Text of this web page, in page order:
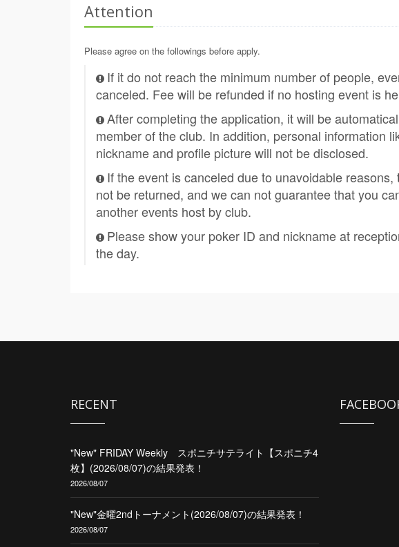
Attention
Please agree on the followings before apply.
If it do not reach the minimum number of people,
canceled. Fee will be refunded if no hosting event is
After completing the application, it will be
member of the club. In addition, personal information
nickname and profile picture will not be disclosed.
If the event is canceled due to unavoidable reasons,
not be returned, and we can not guarantee that you
another events host by club.
Please show your poker ID and nickname at
the day.
RECENT
"New" FRIDAY Weekly スポニチサテライト【スポニチ4
枚】(2026/08/07)の結果発表！
2026/08/07
"New"金曜2ndトーナメント(2026/08/07)の結果発表！
2026/08/07